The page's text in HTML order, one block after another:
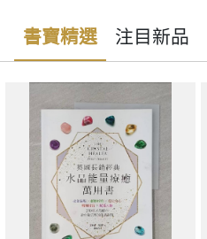
書寶精選 注目新品